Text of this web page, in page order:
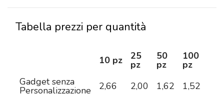
Tabella prezzi per quantità
10 pz 25
pz
50
pz
100
pz
Gadget senza
Personalizzazione 2,66 2,00 1,62 1,52